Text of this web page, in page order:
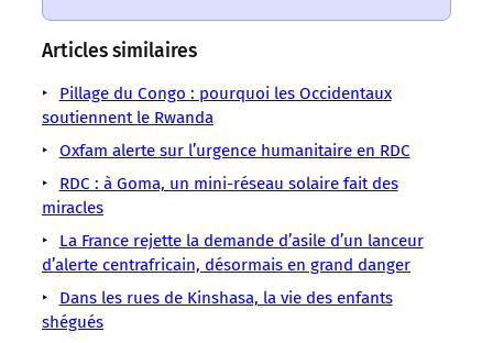
sens
LMOUS
–
Afrique
Unis
Exploitation
minière
un
sens
LMOUS
–
RDC
République
Congo
Rwanda
un
sens
LMOUS
–
Depuis
Washington
soutient
LMOUS
Kigali,
contre
logique
régionale.
LMOUS
privilégié
de
peser
dans
LMOUS
le
congolais.
les
intérêts
LMOUS
restent
la
du
jeu.
Les
Articles similaires
Pillage du Congo : pourquoi les Occidentaux
soutiennent le Rwanda
Oxfam alerte sur l’urgence humanitaire en RDC
RDC : à Goma, un mini-réseau solaire fait des
miracles
La France rejette la demande d’asile d’un lanceur
d’alerte centrafricain, désormais en grand danger
Dans les rues de Kinshasa, la vie des enfants
shégués